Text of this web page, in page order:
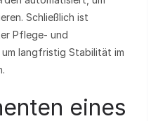
Schließlich ist
Pflege‑ und
langfristig Stabilität im
eines